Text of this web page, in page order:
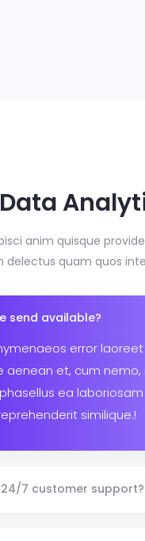
Data
anim quisque
delectus quam quos
send available?
error
aenean et, cum nemo,
ea
similique.!
7 customer support?